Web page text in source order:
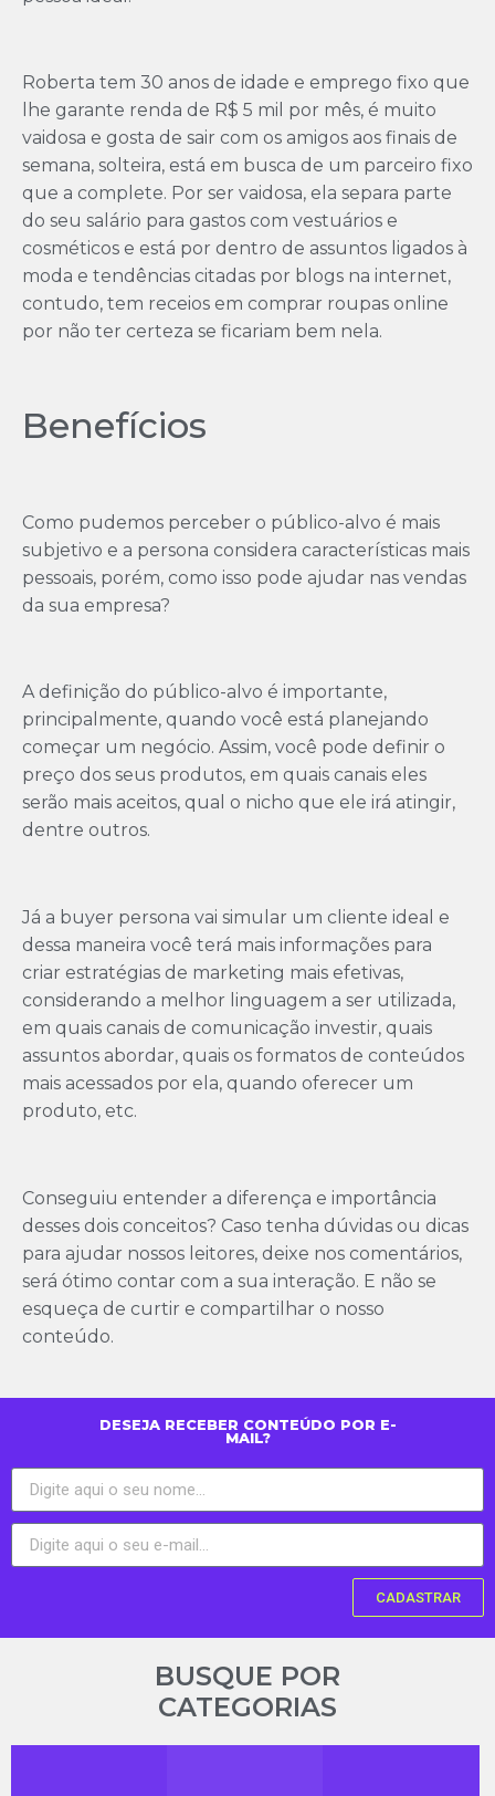
Roberta tem 30 anos de idade e emprego fixo que
lhe garante renda de R$ 5 mil por mês, é muito
vaidosa e gosta de sair com os amigos aos finais de
semana, solteira, está em busca de um parceiro fixo
que a complete. Por ser vaidosa, ela separa parte
do seu salário para gastos com vestuários e
cosméticos e está por dentro de assuntos ligados à
moda e tendências citadas por blogs na internet,
contudo, tem receios em comprar roupas online
por não ter certeza se ficariam bem nela.
Benefícios
Como pudemos perceber o público-alvo é mais
subjetivo e a persona considera características mais
pessoais, porém, como isso pode ajudar nas vendas
da sua empresa?
A definição do público-alvo é importante,
principalmente, quando você está planejando
começar um negócio. Assim, você pode definir o
preço dos seus produtos, em quais canais eles
serão mais aceitos, qual o nicho que ele irá atingir,
dentre outros.
Já a buyer persona vai simular um cliente ideal e
dessa maneira você terá mais informações para
criar estratégias de marketing mais efetivas,
considerando a melhor linguagem a ser utilizada,
em quais canais de comunicação investir, quais
assuntos abordar, quais os formatos de conteúdos
mais acessados por ela, quando oferecer um
produto, etc.
Conseguiu entender a diferença e importância
desses dois conceitos? Caso tenha dúvidas ou dicas
para ajudar nossos leitores, deixe nos comentários,
será ótimo contar com a sua interação. E não se
esqueça de curtir e compartilhar o nosso
conteúdo.
DESEJA RECEBER CONTEÚDO POR E-
MAIL?
CADASTRAR
BUSQUE POR
CATEGORIAS